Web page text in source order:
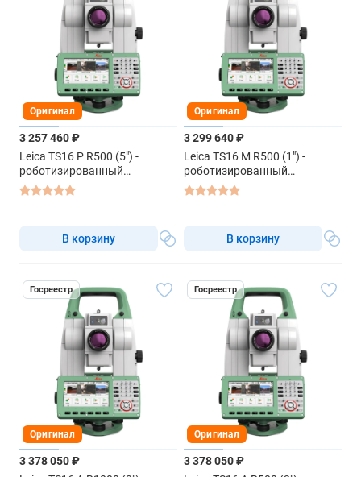
Оригинал
3 257 460 ₽
Leica TS16 P R500 (5") -
роботизированный
тахеометр
В корзину
Оригинал
3 299 640 ₽
Leica TS16 M R500 (1") -
роботизированный
тахеометр
В корзину
Госреестр
Оригинал
3 378 050 ₽
Госреестр
Оригинал
3 378 050 ₽